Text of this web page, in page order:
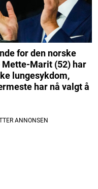
for den norske
Marit (52) har
lungesykdom,
har nå valgt å